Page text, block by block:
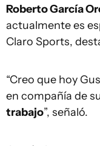
Roberto García
actualmente es
Claro Sports,
“Creo que hoy
en compañía de
trabajo”, señaló.